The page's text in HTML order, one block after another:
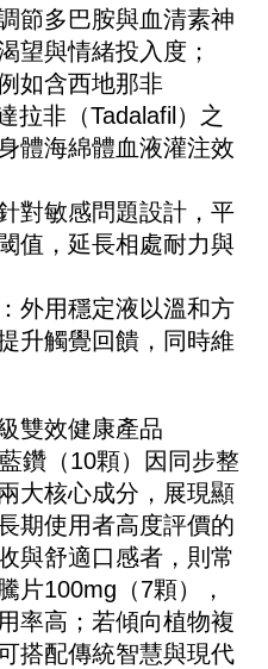
節多巴胺與血清素神
望與情緒投入度；
例如含西地那非
拉非（Tadalafil）之
體海綿體血液灌注效
針對敏感問題設計，平
值，延長相處耐力與
：外用穩定液以溫和方
升觸覺回饋，同時維
雙效健康產品
鑽（10顆）
因同步整
大核心成分，展現顯
期使用者高度評價的
與舒適口感者，則常
片100mg（7顆）
，
率高；若傾向植物複
搭配傳統智慧與現代